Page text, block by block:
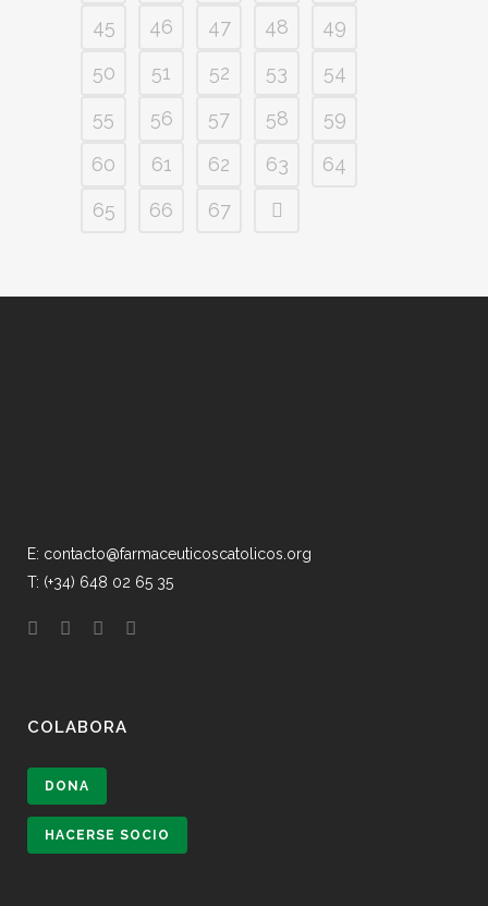
45
46 47 48
49
50
51 52 53
54
55
56 57 58
59
60
61 62 63
64
65
66 67
E: contacto@farmaceuticoscatolicos.org
T: (+34) 648 02 65 35
COLABORA
DONA
HACERSE SOCIO